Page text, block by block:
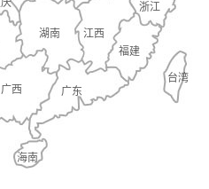
广东
广西
海南
台湾
福建
湖南
浙江
江西